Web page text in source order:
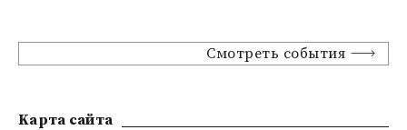
Смотреть события
Kарта сайта